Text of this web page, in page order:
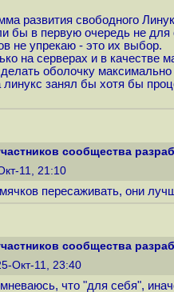
развития свободного
бы в первую очередь не для
не упрекаю - это их выбор.
на серверах и в качестве
оболочку
линукс занял бы хотя бы
сообщества
11, 21:10
пересаживать, они
сообщества
Окт-11, 23:40
что "для себя",